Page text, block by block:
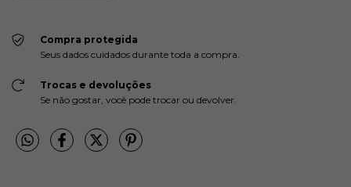
Compra protegida
Seus dados cuidados durante toda a compra.
Trocas e devoluções
Se não gostar, você pode trocar ou devolver.